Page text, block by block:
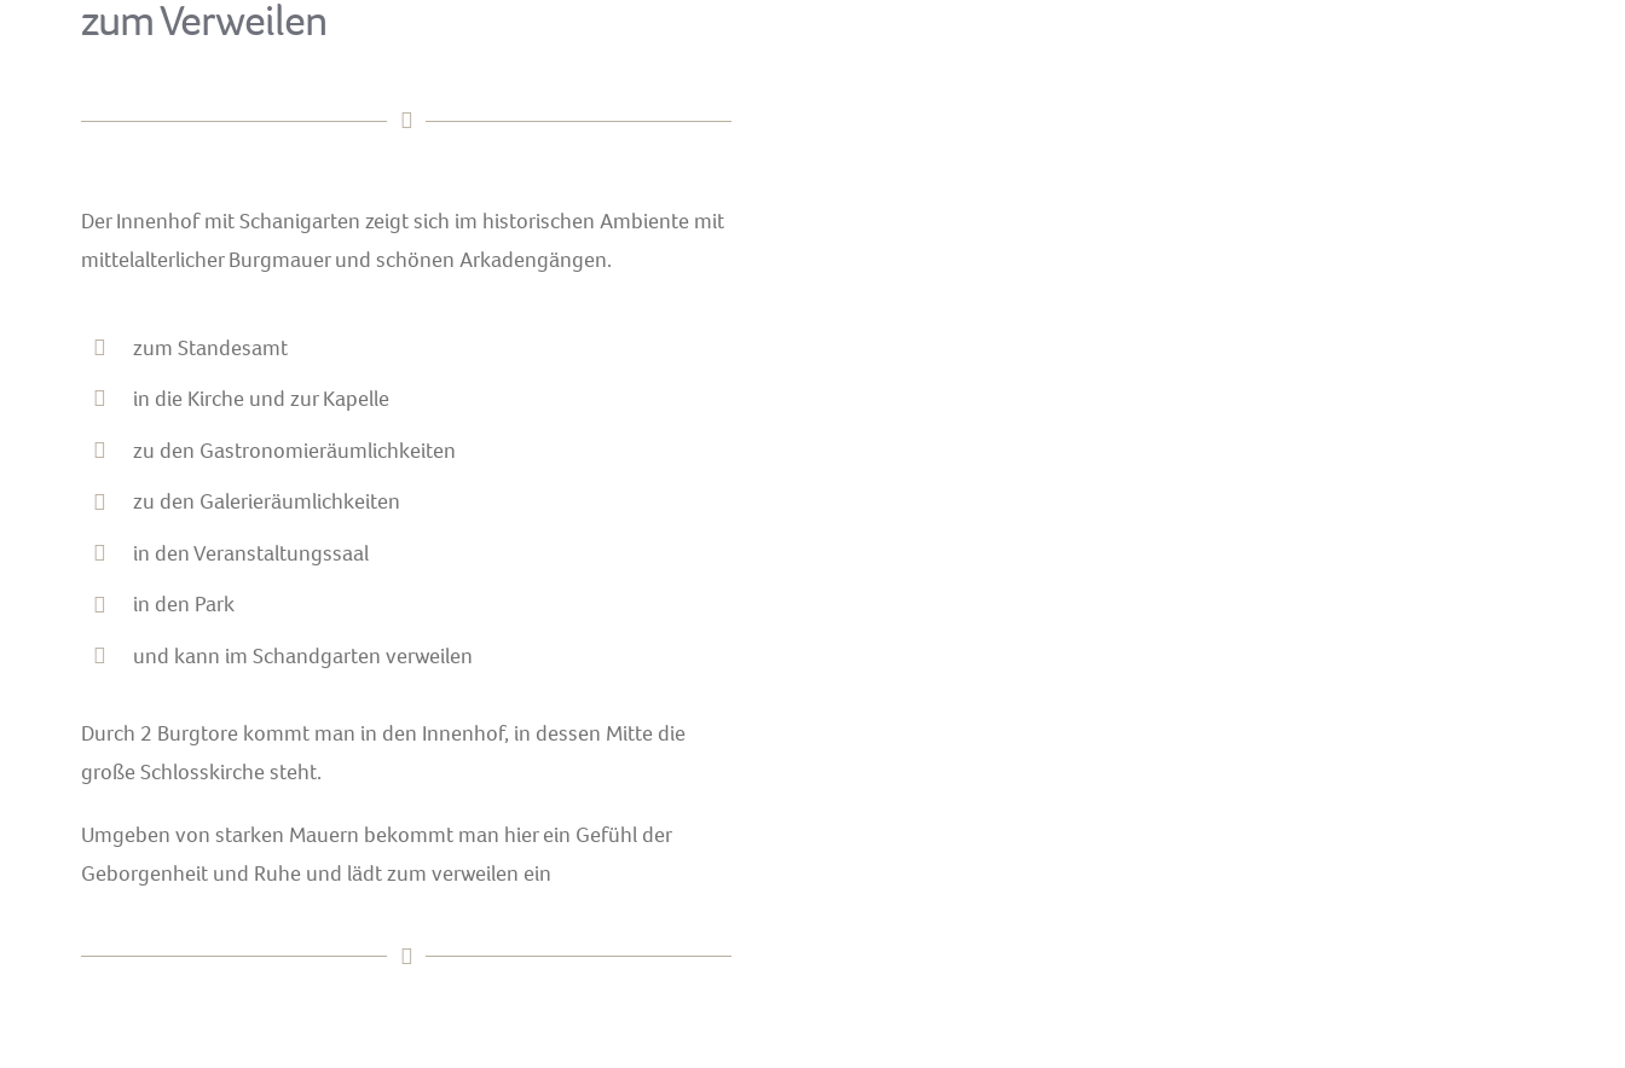
zum Verweilen
Der Innenhof mit Schanigarten zeigt sich im historischen Ambiente mit
mittelalterlicher Burgmauer und schönen Arkadengängen.
zum Standesamt
in die Kirche und zur Kapelle
zu den Gastronomieräumlichkeiten
zu den Galerieräumlichkeiten
in den Veranstaltungssaal
in den Park
und kann im Schandgarten verweilen
Durch 2 Burgtore kommt man in den Innenhof, in dessen Mitte die
große Schlosskirche steht.
Umgeben von starken Mauern bekommt man hier ein Gefühl der
Geborgenheit und Ruhe und lädt zum verweilen ein